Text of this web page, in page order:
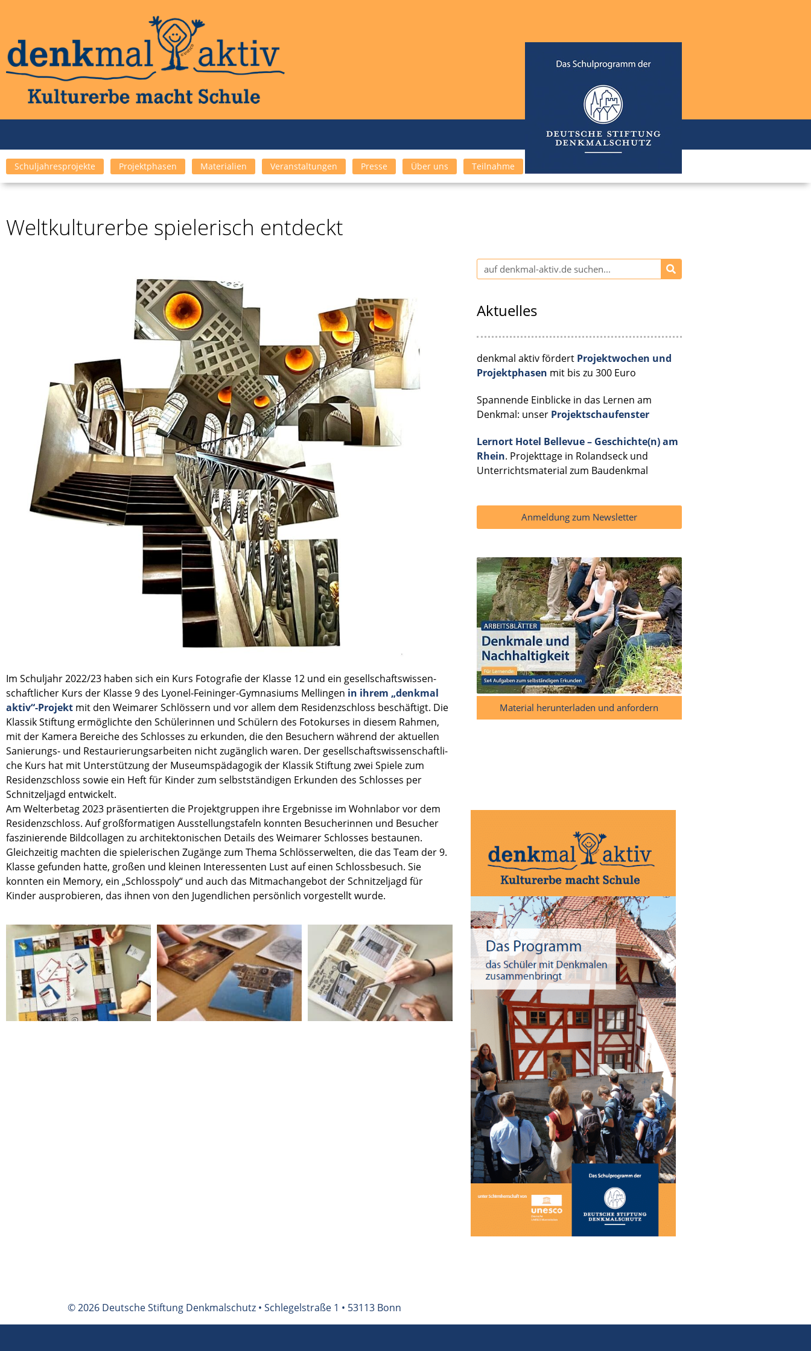
Schuljahresprojekte Projektphasen Materialien Veranstaltungen Presse Über uns Teilnahme
Weltkulturerbe spielerisch entdeckt
Im Schul­jahr 2022/23 haben sich ein Kurs Fotogra­fie der Klasse 12 und ein gesell­schafts­wis­sen­
schaft­li­cher Kurs der Klasse 9 des Lyonel-Feininger-Gymnasiums Mellin­gen in ihrem „denkmal
aktiv“-Projekt mit den Weima­rer Schlös­sern und vor allem dem Residenz­schloss beschäf­tigt. Die
Klassik Stiftung ermög­lichte den Schüle­rin­nen und Schülern des Fotokur­ses in diesem Rahmen,
mit der Kamera Berei­che des Schlos­ses zu erkun­den, die den Besuchern während der aktuel­len
Sanierungs- und Restau­rie­rungs­ar­bei­ten nicht zugäng­lich waren. Der gesell­schafts­wis­sen­schaft­li­
che Kurs hat mit Unter­stüt­zung der Museums­päd­ago­gik der Klassik Stiftung zwei Spiele zum
Residenz­schloss sowie ein Heft für Kinder zum selbst­stän­di­gen Erkun­den des Schlos­ses per
Schnit­zel­jagd entwi­ckelt.
Am Welterbe­tag 2023 präsen­tier­ten die Projekt­grup­pen ihre Ergeb­nisse im Wohnla­bor vor dem
Residenz­schloss. Aufgroßfor­ma­ti­gen Ausstel­lungs­ta­feln konnten Besuche­rin­nen und Besucher
faszi­nie­rende Bildcollagen zu archi­tek­to­ni­schen Details des Weima­rer Schlos­ses bestau­nen.
Gleich­zei­tig machten die spiele­ri­schen Zugänge zum Thema Schlös­ser­wel­ten, die das Team der 9.
Klasse gefun­den hatte, großen und kleinen Inter­es­sen­ten Lust auf einen Schloss­be­such. Sie
konnten ein Memory, ein „Schloss­poly“ und auch das Mitma­ch­an­ge­bot derSchnit­zel­jagd für
Kinder auspro­bie­ren, das ihnen von den Jugend­li­chen persön­lich vorge­stellt wurde.
Aktuelles
denkmal aktiv fördert Projektwochen und
Projektphasen mit bis zu 300 Euro
Spannende Einblicke in das Lernen am
Denkmal: unser Projektschaufenster
Lernort Hotel Bellevue – Geschichte(n) am
Rhein. Projekttage in Rolandseck und
Unterrichtsmaterial zum Baudenkmal
Anmeldung zum Newsletter
Material herunterladen und anfordern
© 2026 Deutsche Stiftung Denkmalschutz • Schlegelstraße 1 • 53113 Bonn